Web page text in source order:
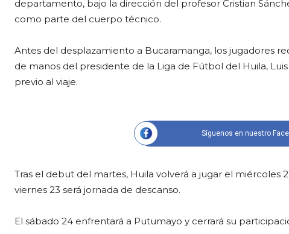
departamento, bajo la dirección del profesor Cristian
como parte del cuerpo técnico.
Antes del desplazamiento a Bucaramanga, los jugadores
de manos del presidente de la Liga de Fútbol del Huila,
previo al viaje.
Síguenos en nuestro
Tras el debut del martes, Huila volverá a jugar el miércoles
viernes 23 será jornada de descanso.
El sábado 24 enfrentará a Putumayo y cerrará su